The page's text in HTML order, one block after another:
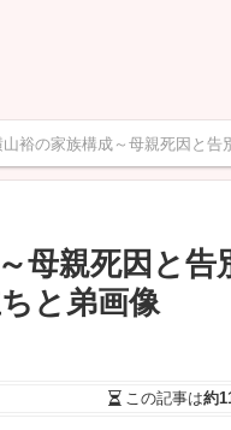
山裕の家族構成～母親死因と告
母親死因と
と弟画像
この記事は約